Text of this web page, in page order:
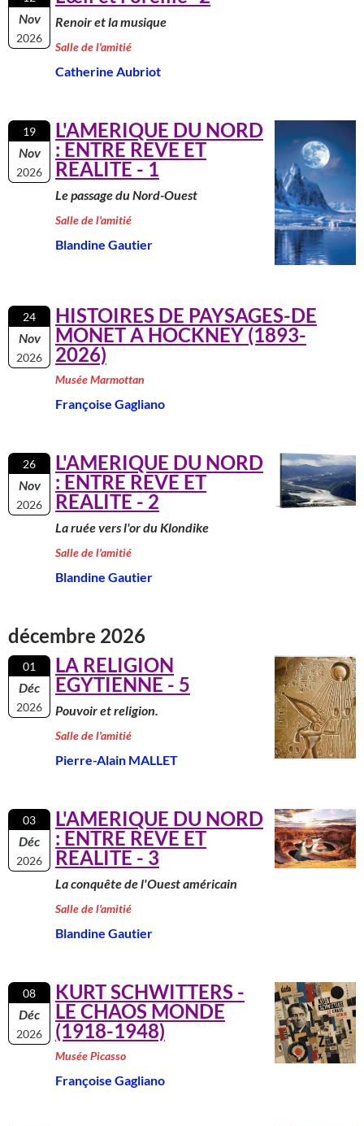
Nov
2026
Renoir et la musique
Salle de l'amitié
Catherine Aubriot
19
Nov
2026
L'AMERIQUE DU NORD
: ENTRE REVE ET
REALITE - 1
Le passage du Nord-Ouest
Salle de l'amitié
Blandine Gautier
24
Nov
2026
HISTOIRES DE PAYSAGES-DE
MONET A HOCKNEY (1893-
2026)
Musée Marmottan
Françoise Gagliano
26
Nov
2026
L'AMERIQUE DU NORD
: ENTRE REVE ET
REALITE - 2
La ruée vers l'or du Klondike
Salle de l'amitié
Blandine Gautier
décembre 2026
01
Déc
2026
LA RELIGION
EGYTIENNE - 5
Pouvoir et religion.
Salle de l'amitié
Pierre-Alain MALLET
03
Déc
2026
L'AMERIQUE DU NORD
: ENTRE REVE ET
REALITE - 3
La conquête de l'Ouest américain
Salle de l'amitié
Blandine Gautier
08
Déc
2026
KURT SCHWITTERS -
LE CHAOS MONDE
(1918-1948)
Musée Picasso
Françoise Gagliano